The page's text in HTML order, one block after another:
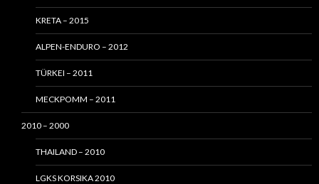
KRETA – 2015
ALPEN-ENDURO – 2012
TÜRKEI – 2011
MECKPOMM – 2011
2010 – 2000
THAILAND – 2010
LGKS KORSIKA 2010